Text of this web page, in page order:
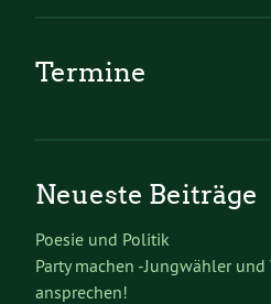
Termine
Neueste Beiträge
Poesie und Politik
Party machen -Jungwähler
ansprechen!